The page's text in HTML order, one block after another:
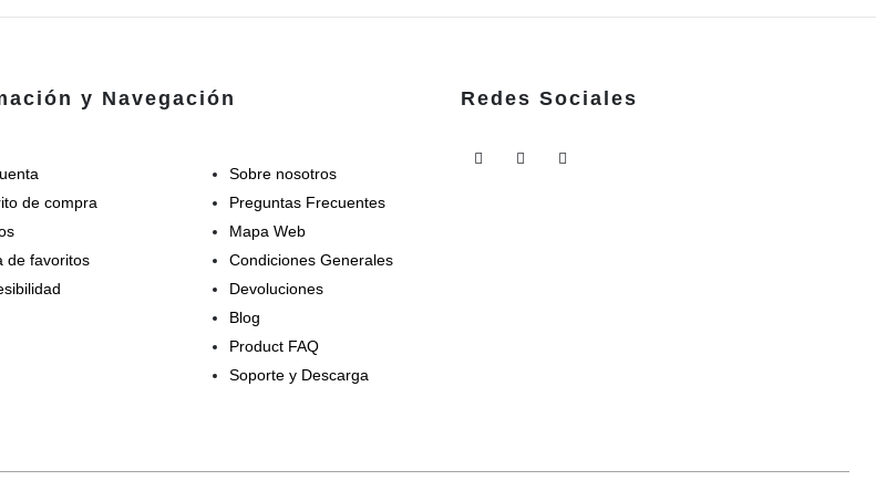
y Navegación
de compra
de favoritos
Sobre nosotros
Preguntas Frecuentes
Mapa Web
Condiciones Generales
Devoluciones
Blog
Product FAQ
Soporte y Descarga
Redes Sociales